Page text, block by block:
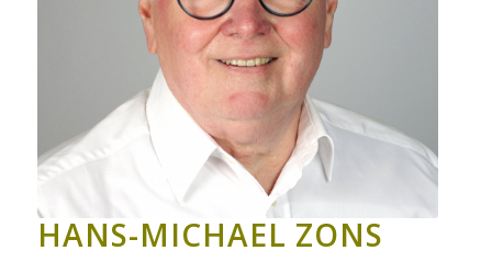
HANS-MICHAEL ZONS